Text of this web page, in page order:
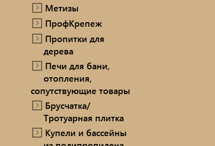
Метизы
ПрофКрепеж
Пропитки для
дерева
Печи для бани,
отопления,
сопутствующие товары
Брусчатка/
Тротуарная плитка
Купели и бассейны